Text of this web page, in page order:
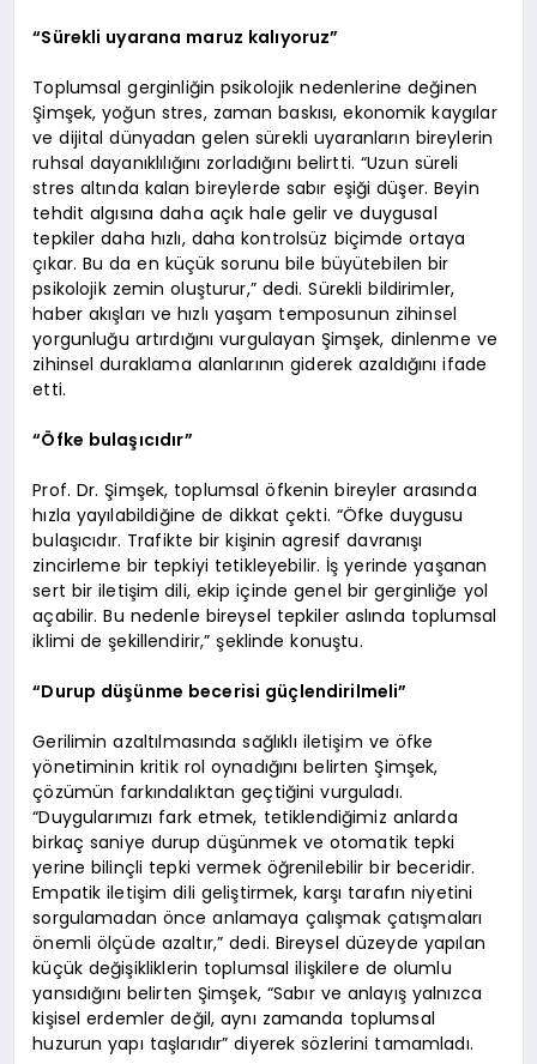
“Sürekli uyarana maruz kalıyoruz”
Toplumsal gerginliğin psikolojik nedenlerine değinen
Şimşek, yoğun stres, zaman baskısı, ekonomik kaygılar
ve dijital dünyadan gelen sürekli uyaranların bireylerin
ruhsal dayanıklılığını zorladığını belirtti. “Uzun süreli
stres altında kalan bireylerde sabır eşiği düşer. Beyin
tehdit algısına daha açık hale gelir ve duygusal
tepkiler daha hızlı, daha kontrolsüz biçimde ortaya
çıkar. Bu da en küçük sorunu bile büyütebilen bir
psikolojik zemin oluşturur,” dedi. Sürekli bildirimler,
haber akışları ve hızlı yaşam temposunun zihinsel
yorgunluğu artırdığını vurgulayan Şimşek, dinlenme ve
zihinsel duraklama alanlarının giderek azaldığını ifade
etti.
“Öfke bulaşıcıdır”
Prof. Dr. Şimşek, toplumsal öfkenin bireyler arasında
hızla yayılabildiğine de dikkat çekti. “Öfke duygusu
bulaşıcıdır. Trafikte bir kişinin agresif davranışı
zincirleme bir tepkiyi tetikleyebilir. İş yerinde yaşanan
sert bir iletişim dili, ekip içinde genel bir gerginliğe yol
açabilir. Bu nedenle bireysel tepkiler aslında toplumsal
iklimi de şekillendirir,” şeklinde konuştu.
“Durup düşünme becerisi güçlendirilmeli”
Gerilimin azaltılmasında sağlıklı iletişim ve öfke
yönetiminin kritik rol oynadığını belirten Şimşek,
çözümün farkındalıktan geçtiğini vurguladı.
“Duygularımızı fark etmek, tetiklendiğimiz anlarda
birkaç saniye durup düşünmek ve otomatik tepki
yerine bilinçli tepki vermek öğrenilebilir bir beceridir.
Empatik iletişim dili geliştirmek, karşı tarafın niyetini
sorgulamadan önce anlamaya çalışmak çatışmaları
önemli ölçüde azaltır,” dedi. Bireysel düzeyde yapılan
küçük değişikliklerin toplumsal ilişkilere de olumlu
yansıdığını belirten Şimşek, “Sabır ve anlayış yalnızca
kişisel erdemler değil, aynı zamanda toplumsal
huzurun yapı taşlarıdır” diyerek sözlerini tamamladı.